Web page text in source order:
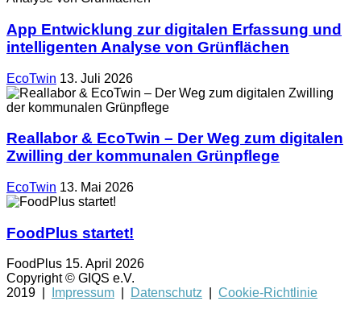
App Entwicklung zur digitalen Erfassung und
intelligenten Analyse von Grünflächen
EcoTwin 13. Juli 2026
Reallabor & EcoTwin – Der Weg zum digitalen
Zwilling der kommunalen Grünpflege
EcoTwin 13. Mai 2026
FoodPlus startet!
FoodPlus 15. April 2026
Copyright © GIQS e.V.
2019 |
Impressum Datenschutz Cookie-Richtlinie